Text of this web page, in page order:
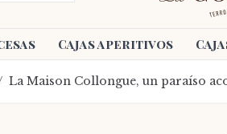
Cajas aperitivos
La Maison Collongue, un paraíso